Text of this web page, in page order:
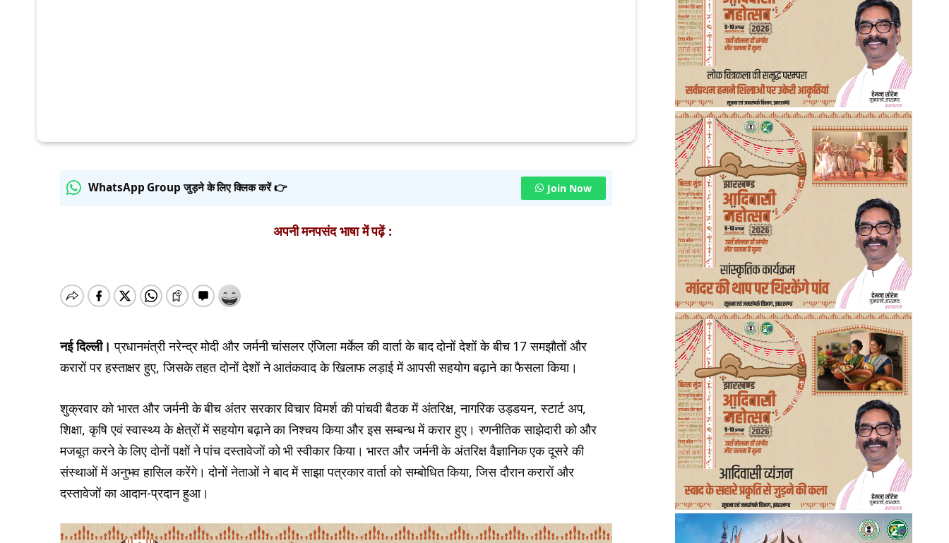
WhatsApp Group जुड़ने के लिए क्लिक करें 👉 Join Now
अपनी मनपसंद भाषा में पढ़ें :
नई दिल्ली। प्रधानमंत्री नरेन्द्र मोदी और जर्मनी चांसलर एंजिला मर्केल की वार्ता के बाद दोनों देशों के बीच 17 समझौतों और
करारों पर हस्ताक्षर हुए, जिसके तहत दोनों देशों ने आतंकवाद के खिलाफ लड़ाई में आपसी सहयोग बढ़ाने का फैसला किया।
शुक्रवार को भारत और जर्मनी के बीच अंतर सरकार विचार विमर्श की पांचवी बैठक में अंतरिक्ष, नागरिक उड्डयन, स्टार्ट अप,
शिक्षा, कृषि एवं स्वास्थ्य के क्षेत्रों में सहयोग बढ़ाने का निश्चय किया और इस सम्बन्ध में करार हुए। रणनीतिक साझेदारी को और
मजबूत करने के लिए दोनों पक्षों ने पांच दस्तावेजों को भी स्वीकार किया। भारत और जर्मनी के अंतरिक्ष वैज्ञानिक एक दूसरे की
संस्थाओं में अनुभव हासिल करेंगे। दोनों नेताओं ने बाद में साझा पत्रकार वार्ता को सम्बोधित किया, जिस दौरान करारों और
दस्तावेजों का आदान-प्रदान हुआ।